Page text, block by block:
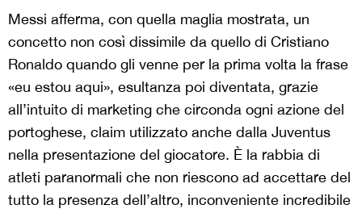
Messi afferma, con quella maglia mostrata, un
concetto non così dissimile da quello di Cristiano
Ronaldo quando gli venne per la prima volta la frase
«eu estou aqui», esultanza poi diventata, grazie
all’intuito di marketing che circonda ogni azione del
portoghese, claim utilizzato anche dalla Juventus
nella presentazione del giocatore. È la rabbia di
atleti paranormali che non riescono ad accettare del
tutto la presenza dell’altro, inconveniente incredibile